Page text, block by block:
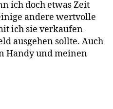
ich doch etwas Zeit
andere wertvolle
ich sie verkaufen
ausgehen sollte. Auch
Handy und meinen